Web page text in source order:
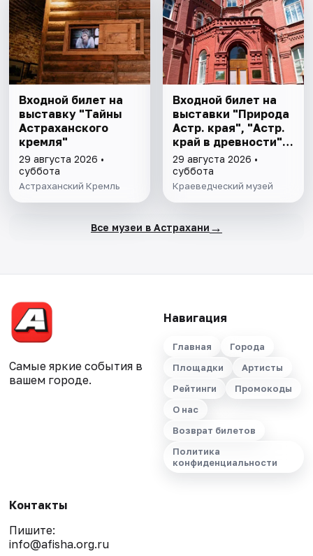
Входной билет на
выставку "Тайны
Астраханского
кремля"
29 августа 2026 •
суббота
Астраханский Кремль
Входной билет на
выставки "Природа
Астр. края", "Астр.
край в древности",
"Заселение Астр.
края"
29 августа 2026 •
суббота
Краеведческий музей
Все музеи в Астрахани →
Самые яркие события в
вашем городе.
Навигация
Главная
Города
Площадки
Артисты
Рейтинги
Промокоды
О нас
Возврат билетов
Политика
конфиденциальности
Контакты
Пишите:
info@afisha.org.ru